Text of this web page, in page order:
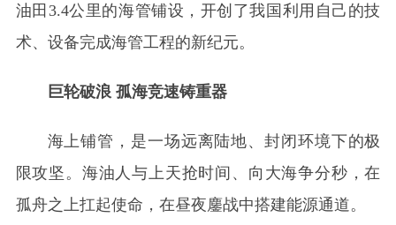
油田3.4公里的海管铺设，开创了我国利用自己的技
术、设备完成海管工程的新纪元。
巨轮破浪 孤海竞速铸重器
海上铺管，是一场远离陆地、封闭环境下的极
限攻坚。海油人与上天抢时间、向大海争分秒，在
孤舟之上扛起使命，在昼夜鏖战中搭建能源通道。